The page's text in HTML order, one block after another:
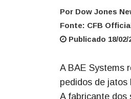
Por Dow Jones
Fonte: CFB
Publicado 18/02/
A BAE Systems
pedidos de
A fabricante dos